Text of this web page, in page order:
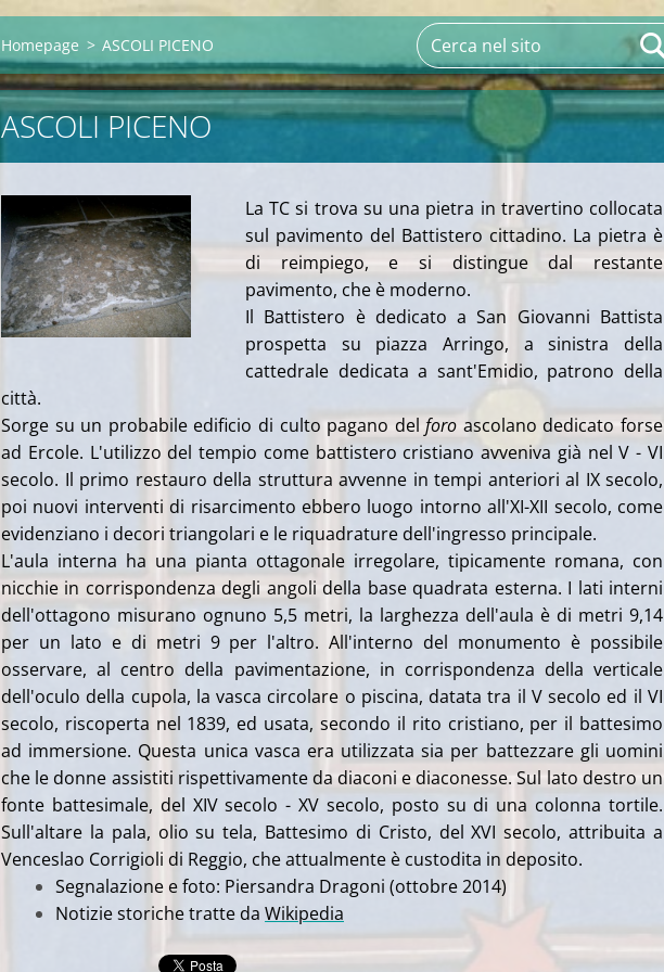
Homepage > ASCOLI PICENO
ASCOLI PICENO
La TC si trova su una pietra in travertino collocata
sul pavimento del Battistero cittadino. La pietra è
di reimpiego, e si distingue dal restante
pavimento, che è moderno.
Il Battistero è dedicato a San Giovanni Battista
prospetta su piazza Arringo, a sinistra della
cattedrale dedicata a sant'Emidio, patrono della
città.
Sorge su un probabile edificio di culto pagano del foro ascolano dedicato forse
ad Ercole. L'utilizzo del tempio come battistero cristiano avveniva già nel V - VI
secolo. Il primo restauro della struttura avvenne in tempi anteriori al IX secolo,
poi nuovi interventi di risarcimento ebbero luogo intorno all'XI-XII secolo, come
evidenziano i decori triangolari e le riquadrature dell'ingresso principale.
L'aula interna ha una pianta ottagonale irregolare, tipicamente romana, con
nicchie in corrispondenza degli angoli della base quadrata esterna. I lati interni
dell'ottagono misurano ognuno 5,5 metri, la larghezza dell'aula è di metri 9,14
per un lato e di metri 9 per l'altro. All'interno del monumento è possibile
osservare, al centro della pavimentazione, in corrispondenza della verticale
dell'oculo della cupola, la vasca circolare o piscina, datata tra il V secolo ed il VI
secolo, riscoperta nel 1839, ed usata, secondo il rito cristiano, per il battesimo
ad immersione. Questa unica vasca era utilizzata sia per battezzare gli uomini
che le donne assistiti rispettivamente da diaconi e diaconesse. Sul lato destro un
fonte battesimale, del XIV secolo - XV secolo, posto su di una colonna tortile.
Sull'altare la pala, olio su tela, Battesimo di Cristo, del XVI secolo, attribuita a
Venceslao Corrigioli di Reggio, che attualmente è custodita in deposito.
Segnalazione e foto: Piersandra Dragoni (ottobre 2014)
Notizie storiche tratte da Wikipedia